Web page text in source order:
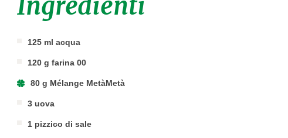
125 ml acqua
120 g farina 00
80 g Mélange MetàMetà
3 uova
1 pizzico di sale